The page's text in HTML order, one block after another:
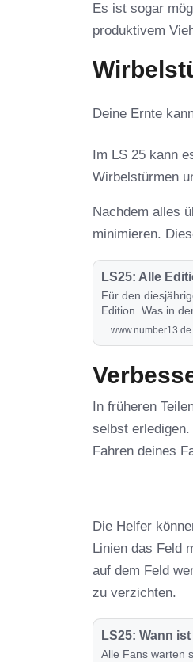
Es ist sogar
produktivem
Deine Ernte
Im LS 25 kann
Wirbelstürmen
Nachdem alles
minimieren.
LS25: Alle
Für den
Edition. Was in
erfährst du in
www.number13.de
In früheren
selbst
Fahren deines
Die Helfer
Linien das Feld
auf dem Feld
zu verzichten.
LS25: Wann
Alle Fans warten